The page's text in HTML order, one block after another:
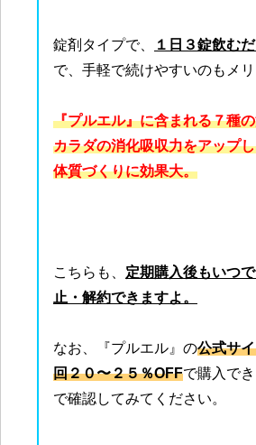
錠剤タイプで、 １日３錠飲む
で、手軽で続けやすいのもメリ
『プルエル』に含まれる７種
カラダの消化吸収力をアップ
体質づくりに効果大。
こちらも、 定期購入後もいつ
止・解約できますよ。
なお、『プルエル』の公式サ
回２０〜２５％OFFで購入で
で確認してみてください。